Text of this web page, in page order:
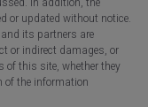
or updated without notice.
its partners are
or indirect damages, or
of this site, whether they
of the information